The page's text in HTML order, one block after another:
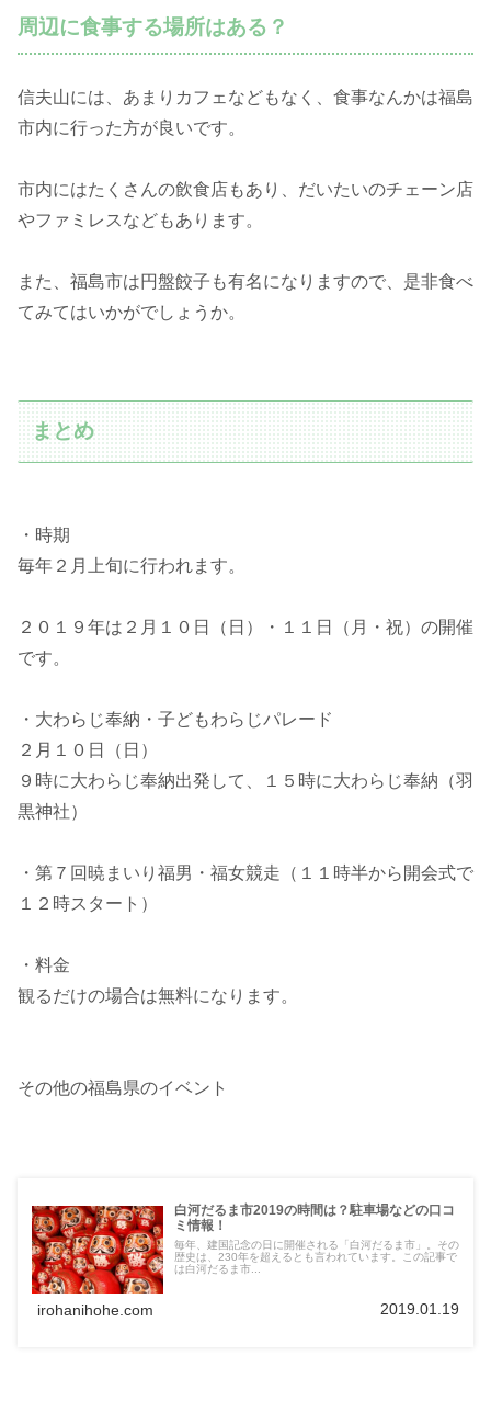
周辺に食事する場所はある？
信夫山には、あまりカフェなどもなく、食事なんかは福島
市内に行った方が良いです。
市内にはたくさんの飲食店もあり、だいたいのチェーン店
やファミレスなどもあります。
また、福島市は円盤餃子も有名になりますので、是非食べ
てみてはいかがでしょうか。
まとめ
・時期
毎年２月上旬に行われます。
２０１９年は２月１０日（日）・１１日（月・祝）の開催
です。
・大わらじ奉納・子どもわらじパレード
２月１０日（日）
９時に大わらじ奉納出発して、１５時に大わらじ奉納（羽
黒神社）
・第７回暁まいり福男・福女競走（１１時半から開会式で
１２時スタート）
・料金
観るだけの場合は無料になります。
その他の福島県のイベント
白河だるま市2019の時間は？駐車場などの口コ
ミ情報！
毎年、建国記念の日に開催される「白河だるま市」。その
歴史は、230年を超えるとも言われています。この記事で
は白河だるま市...
irohanihohe.com 2019.01.19